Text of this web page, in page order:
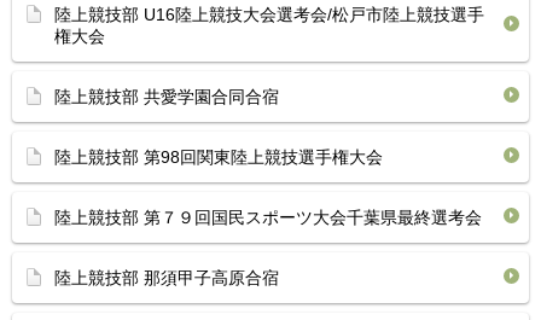
陸上競技部 U16陸上競技大会選考会/松戸市陸上競技選手
権大会
陸上競技部 共愛学園合同合宿
陸上競技部 第98回関東陸上競技選手権大会
陸上競技部 第７９回国民スポーツ大会千葉県最終選考会
陸上競技部 那須甲子高原合宿